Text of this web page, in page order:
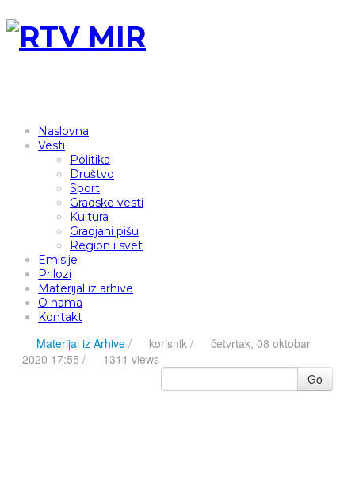
Naslovna
Vesti
Politika
Društvo
Sport
Gradske vesti
Kultura
Gradjani pišu
Region i svet
Emisije
Prilozi
Materijal iz arhive
O nama
Kontakt
Materijal iz Arhive / korisnik /
četvrtak, 08 oktobar
2020 17:55 /
1311 views
Go